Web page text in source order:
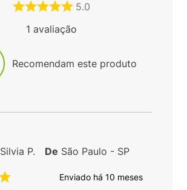
5.0
1 avaliação
Recomendam este produto
Enviado há 10 meses
Silvia P. De São Paulo - SP